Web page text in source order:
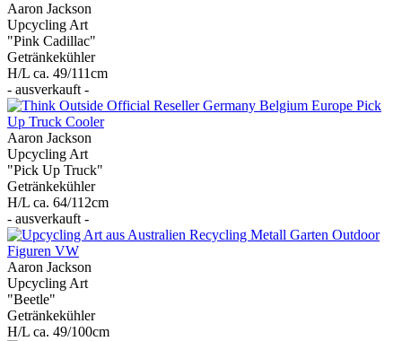
Aaron Jackson
Upcycling Art
"Pink Cadillac"
Getränkekühler
H/L ca. 49/111cm
- ausverkauft -
Aaron Jackson
Upcycling Art
"Pick Up Truck"
Getränkekühler
H/L ca. 64/112cm
- ausverkauft -
Aaron Jackson
Upcycling Art
"Beetle"
Getränkekühler
H/L ca. 49/100cm